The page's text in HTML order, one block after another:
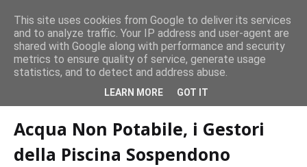
Milazzo 28ª Sagra del Pesce a Vaccarella: il programma
EVENTI
piscina comunale
Acqua Non Potabile, i Gestori della
Acqua Non Potabile, i Gestori
della Piscina Sospendono
This site uses cookies from Google to deliver its services
and to analyze traffic. Your IP address and user-agent are
shared with Google along with performance and security
metrics to ensure quality of service, generate usage
statistics, and to detect and address abuse.
LEARN MORE GOT IT